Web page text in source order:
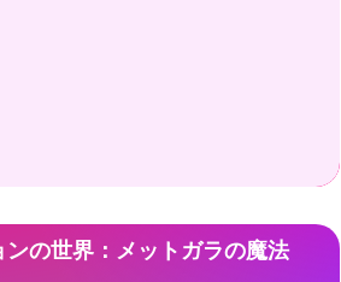
の世界：メットガラの魔法